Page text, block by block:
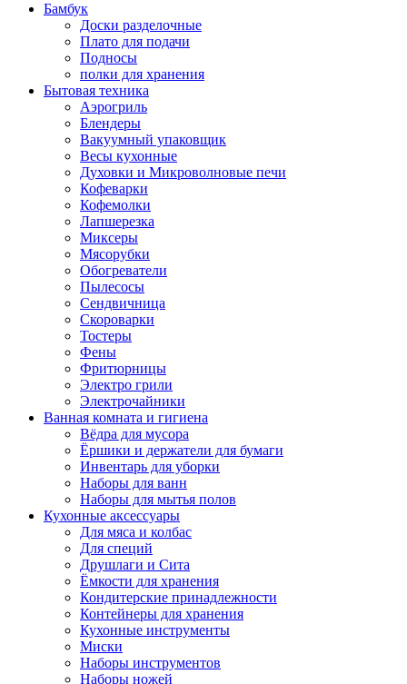
Бамбук
Доски разделочные
Плато для подачи
Подносы
полки для хранения
Бытовая техника
Аэрогриль
Блендеры
Вакуумный упаковщик
Весы кухонные
Духовки и Микроволновые печи
Кофеварки
Кофемолки
Лапшерезка
Миксеры
Мясорубки
Обогреватели
Пылесосы
Сендвичница
Скороварки
Тостеры
Фены
Фритюрницы
Электро грили
Электрочайники
Ванная комната и гигиена
Вёдра для мусора
Ёршики и держатели для бумаги
Инвентарь для уборки
Наборы для ванн
Наборы для мытья полов
Кухонные аксессуары
Для мяса и колбас
Для специй
Друшлаги и Сита
Ёмкости для хранения
Кондитерские принадлежности
Контейнеры для хранения
Кухонные инструменты
Миски
Наборы инструментов
Наборы ножей